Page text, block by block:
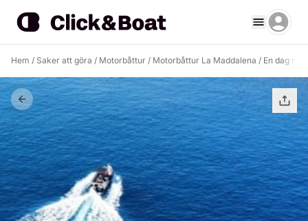
Hem / Saker att göra / Motorbåttur / Motorbåttur La Maddalena / En dag